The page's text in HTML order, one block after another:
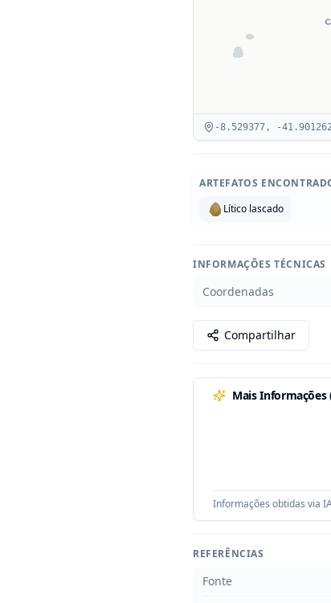
-8.529377, -
ARTEFATOS
Lítico lascado
INFORMAÇÕES TÉCNICAS
Coordenadas
Compartilhar
Mais Informações
Informações obtidas via
REFERÊNCIAS
Fonte